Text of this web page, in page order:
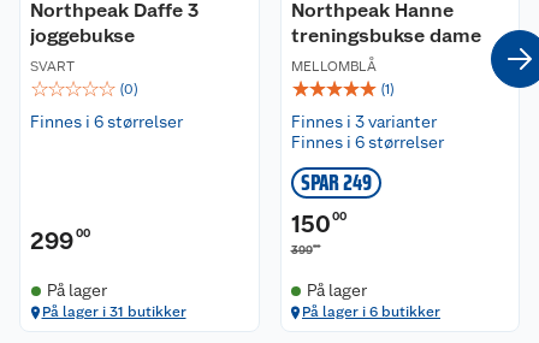
85% polyester og 15% elastan
Materialegenskaper:
• Pustende
• Fukttransporterende
Tettsittende passform. Normal i størrelsen.
Vaskeanvisning:
ikke blekes. Kan strykes på lav temperatur. Unngå
å tørke trøyen i tørketrommel og la den heller
Northpeak Daffe 3
joggebukse
SVART
☆☆☆☆☆ (0)
Finnes i 6 størrelser
29900
På lager
På lager i 31 butikker
Northpeak Hanne
treningsbukse dame
MELLOMBLÅ
☆☆☆☆☆ (1)
Finnes i 3 varianter
Finnes i 6 størrelser
SPAR 249
150 00
39900
På lager
På lager i 6 butikker